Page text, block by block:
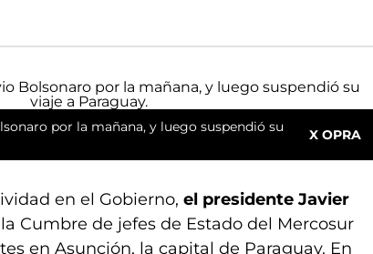
por la mañana, y luego suspendió su
X OPRA
en el Gobierno, el presidente Javier
Cumbre de jefes de Estado del Mercosur
en Asunción, la capital de Paraguay. En